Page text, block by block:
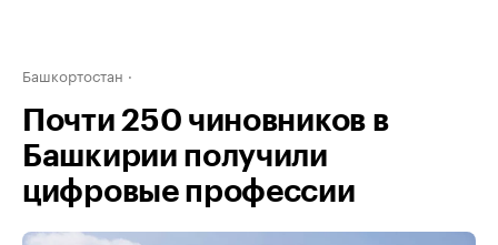
Башкортостан
Почти 250 чиновников в
Башкирии получили
цифровые профессии